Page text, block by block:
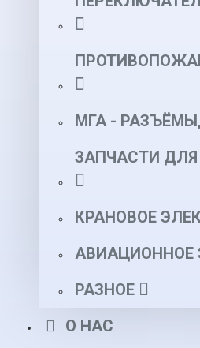
МГА -
ЗАПЧАСТИ
КРАНОВОЕ
АВИАЦИОННОЕ
РАЗНОЕ
О НАС